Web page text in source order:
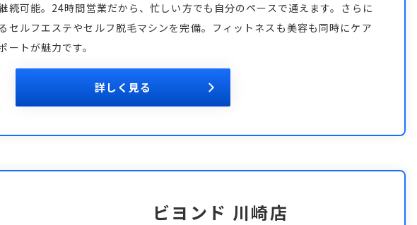
続可能。24時間営業だから、忙しい方でも自分のペースで通えます。さらに
セルフエステやセルフ脱毛マシンを完備。フィットネスも美容も同時にケア
ートが魅力です。
詳しく見る
ビヨンド 川崎店